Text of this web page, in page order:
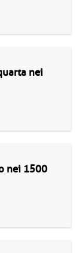
nei
nei 1500